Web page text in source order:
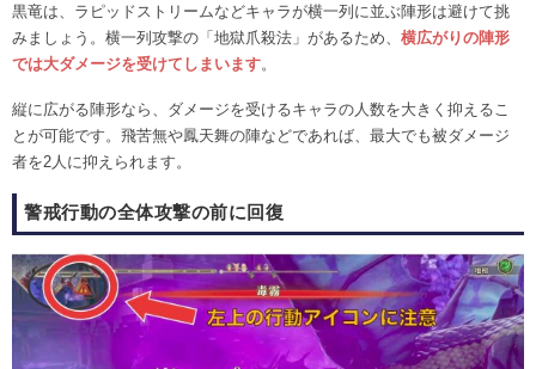
黒竜は、ラピッドストリームなどキャラが横一列に並ぶ陣形は避けて挑
みましょう。横一列攻撃の「地獄爪殺法」があるため、 横広がりの陣形
では大ダメージを受けてしまいます。
縦に広がる陣形なら、ダメージを受けるキャラの人数を大きく抑えるこ
とが可能です。飛苦無や鳳天舞の陣などであれば、最大でも被ダメージ
者を2人に抑えられます。
警戒行動の全体攻撃の前に回復